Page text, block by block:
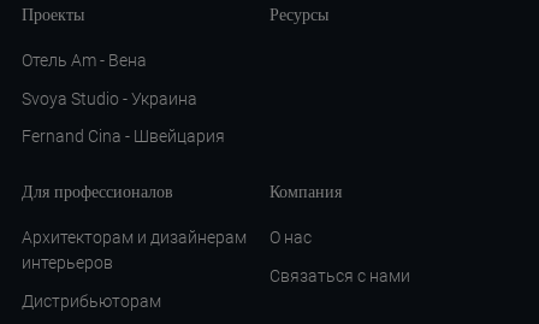
Проекты
Отель Am - Вена
Svoya Studio - Украина
Fernand Cina - Швейцария
Ресурсы
Для профессионалов
Архитекторам и дизайнерам
интерьеров
Дистрибьюторам
Компания
О нас
Связаться с нами